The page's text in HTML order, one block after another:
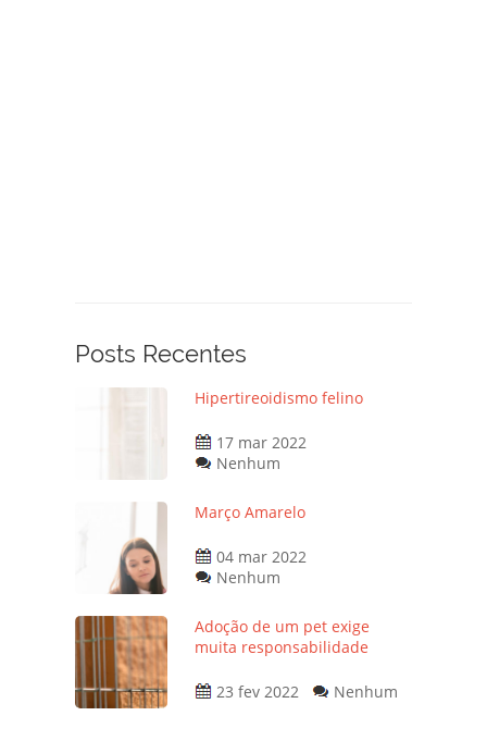
Posts Recentes
Hipertireoidismo felino
17 mar 2022
Nenhum
Março Amarelo
04 mar 2022
Nenhum
Adoção de um pet exige
muita responsabilidade
23 fev 2022 Nenhum